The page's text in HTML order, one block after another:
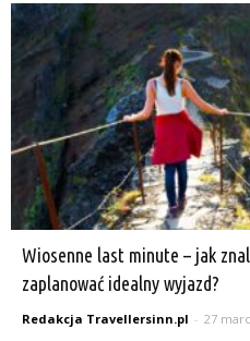
Wiosenne last minute – jak
zaplanować idealny wyjazd?
Redakcja Travellersinn.pl - 27